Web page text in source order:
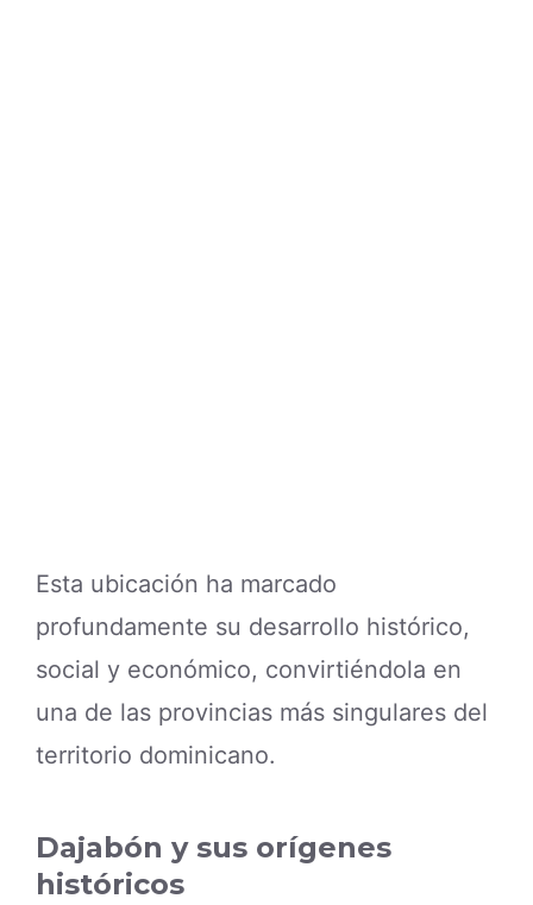
Esta ubicación ha marcado
profundamente su desarrollo histórico,
social y económico, convirtiéndola en
una de las provincias más singulares del
territorio dominicano.
Dajabón y sus orígenes
históricos